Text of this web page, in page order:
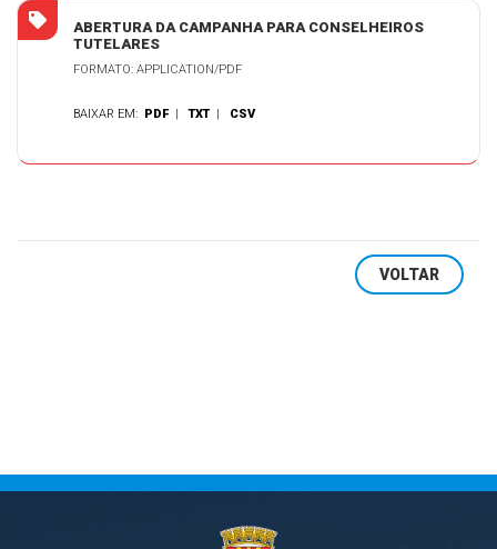
ABERTURA DA CAMPANHA PARA CONSELHEIROS
TUTELARES
FORMATO: APPLICATION/PDF
BAIXAR EM: PDF |TXT | CSV
VOLTAR